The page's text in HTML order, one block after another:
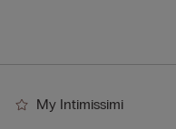
My Intimissimi